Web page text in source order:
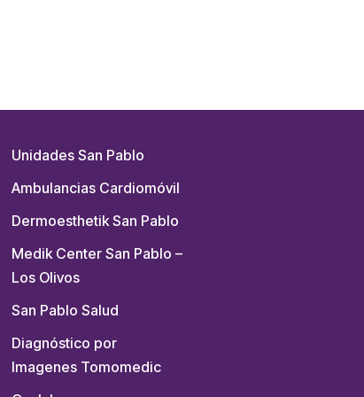
Unidades San Pablo
Ambulancias Cardiomóvil
Dermoesthetik San Pablo
Medik Center San Pablo –
Los Olivos
San Pablo Salud
Diagnóstico por
Imagenes Tomomedic